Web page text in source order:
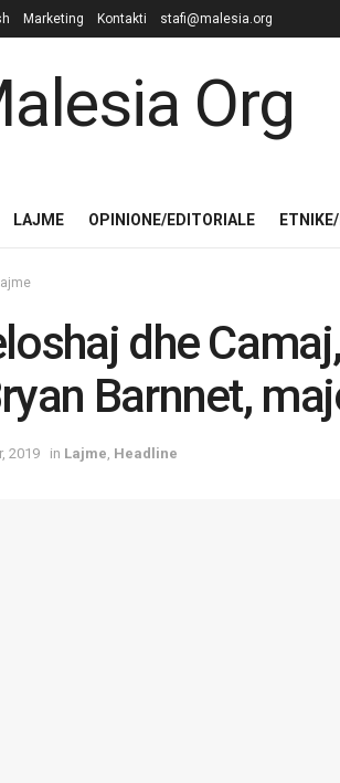
Marketing Kontakti stafi@malesia.org
LAJME OPINIONE/EDITORIALE
dhe
Barnnet,
2019 in Lajme Headline